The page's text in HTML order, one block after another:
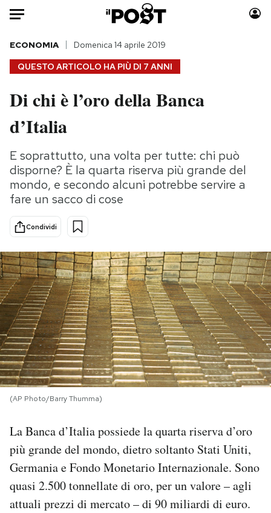
Auto
HOME
Italia
Politica
Tecnologia
Internet
Scienza
Cultura
Economia
Moda
Storie/Idee
Ok Boomer!
Media
PODCAST
NEWSLETTER
I MIEI PREFERITI
CALENDARIO
AREA PERSONALE
QUESTO ARTICOLO HA PIÙ DI 7 ANNI
ECONOMIA Domenica 14 aprile 2019
Di chi è l’oro della Banca
d’Italia
E soprattutto, una volta per tutte: chi può
disporne? È la quarta riserva più grande del
mondo, e secondo alcuni potrebbe servire a
fare un sacco di cose
Condividi
(AP Photo/Barry Thumma)
La Banca d’Italia possiede la quarta riserva d’oro
più grande del mondo, dietro soltanto Stati Uniti,
Germania e Fondo Monetario Internazionale. Sono
quasi 2.500 tonnellate di oro, per un valore – agli
attuali prezzi di mercato – di 90 miliardi di euro.